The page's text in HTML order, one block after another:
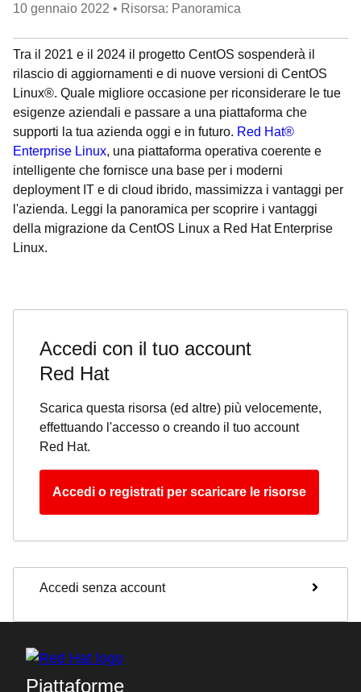
10 gennaio 2022 • Risorsa: Panoramica
Tra il 2021 e il 2024 il progetto CentOS sospenderà il
rilascio di aggiornamenti e di nuove versioni di CentOS
Linux®. Quale migliore occasione per riconsiderare le tue
esigenze aziendali e passare a una piattaforma che
supporti la tua azienda oggi e in futuro. Red Hat®
Enterprise Linux, una piattaforma operativa coerente e
intelligente che fornisce una base per i moderni
deployment IT e di cloud ibrido, massimizza i vantaggi per
l'azienda. Leggi la panoramica per scoprire i vantaggi
della migrazione da CentOS Linux a Red Hat Enterprise
Linux.
Accedi con il tuo account
Red Hat
Scarica questa risorsa (ed altre) più velocemente,
effettuando l'accesso o creando il tuo account
Red Hat.
Accedi o registrati per scaricare le risorse
Accedi senza account
Piattaforme